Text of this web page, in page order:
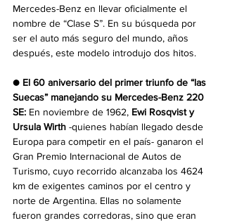
Mercedes-Benz en llevar oficialmente el
nombre de “Clase S”. En su búsqueda por
ser el auto más seguro del mundo, años
después, este modelo introdujo dos hitos.
● El 60 aniversario del primer triunfo de “las
Suecas” manejando su Mercedes-Benz 220
SE: En noviembre de 1962, Ewi Rosqvist y
Ursula Wirth -quienes habían llegado desde
Europa para competir en el país- ganaron el
Gran Premio Internacional de Autos de
Turismo, cuyo recorrido alcanzaba los 4624
km de exigentes caminos por el centro y
norte de Argentina. Ellas no solamente
fueron grandes corredoras, sino que eran